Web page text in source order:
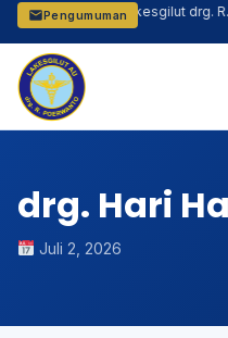
Pengumuman
datang di Lakesgilut drg. R.
drg. Hari
Juli 2, 2026